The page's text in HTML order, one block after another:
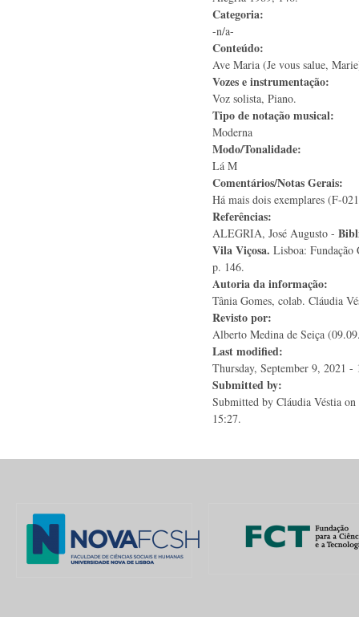
Categoria:
-n/a-
Conteúdo:
Ave Maria (Je vous salue,
Vozes e instrumentação:
Voz solista, Piano.
Tipo de notação musical:
Moderna
Modo/Tonalidade:
Lá M
Comentários/Notas Gerais:
Há mais dois exemplares (F-
Referências:
ALEGRIA, José Augusto -
Vila Viçosa. Lisboa: Fundação
p. 146.
Autoria da informação:
Tânia Gomes, colab. Cláudia
Revisto por:
Alberto Medina de Seiça
Last modified:
Thursday, September 9, 2021 -
Submitted by:
Submitted by Cláudia Véstia on
15:27.